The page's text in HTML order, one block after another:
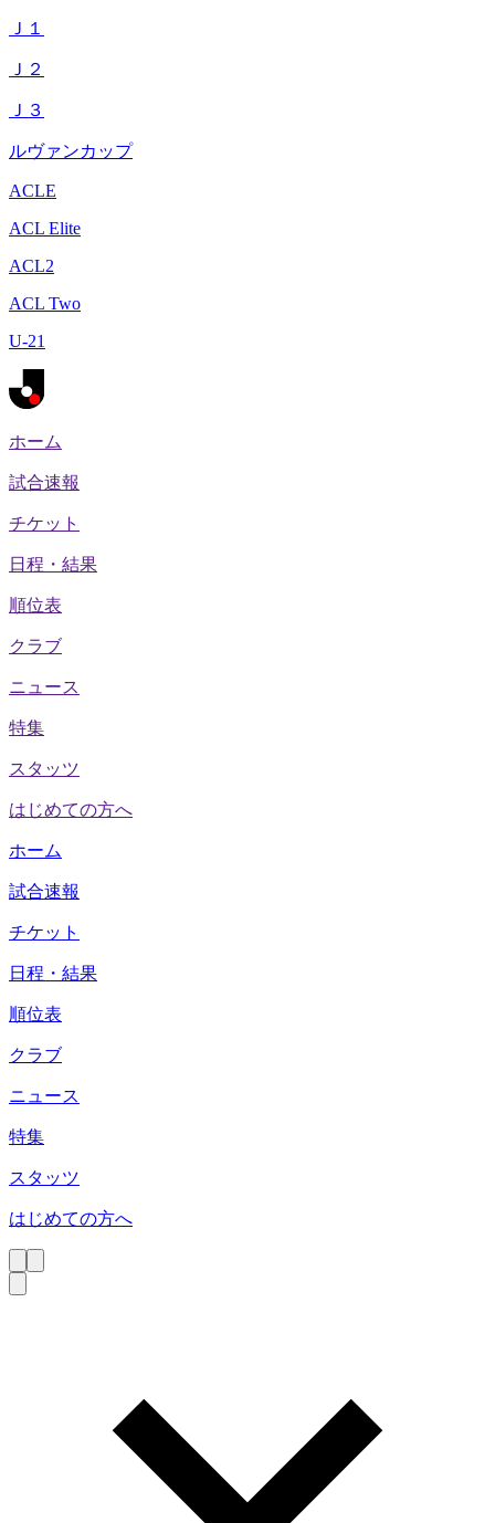
Ｊ１
Ｊ２
Ｊ３
ルヴァンカップ
ACLE
ACL Elite
ACL2
ACL Two
U-21
ホーム
試合速報
チケット
日程・結果
順位表
クラブ
ニュース
特集
スタッツ
はじめての方へ
ホーム
試合速報
チケット
日程・結果
順位表
クラブ
ニュース
特集
スタッツ
はじめての方へ